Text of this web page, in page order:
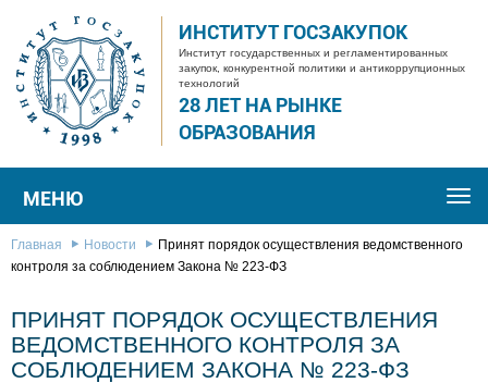
ИНСТИТУТ ГОСЗАКУПОК
Институт государственных и регламентированных
закупок, конкурентной политики и антикоррупционных
технологий
28 ЛЕТ НА РЫНКЕ
ОБРАЗОВАНИЯ
МЕНЮ
Главная Новости
Принят порядок осуществления ведомственного
контроля за соблюдением Закона № 223-ФЗ
ПРИНЯТ ПОРЯДОК ОСУЩЕСТВЛЕНИЯ
ВЕДОМСТВЕННОГО КОНТРОЛЯ ЗА
СОБЛЮДЕНИЕМ ЗАКОНА № 223-ФЗ